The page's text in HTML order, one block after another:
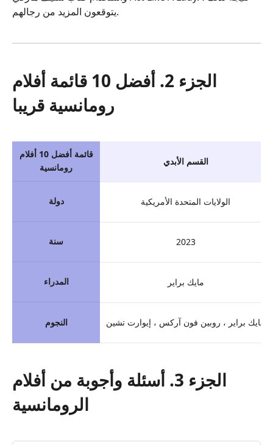
يتوقعون المزيد من رجالهم.
الجزء 2. أفضل 10 قائمة أفلام
رومانسية قريبا
قائمة أفضل 10 أفلام
رومانسية
دولة
سنة
المدراء
النجوم
القسم الأبدي
الولايات المتحدة الأمريكية
2023
مايك براير
مايك براير ، روبين فون آركس ، إيوارت تشين
الجزء 3. أسئلة وأجوبة من أفلام
الرومانسية